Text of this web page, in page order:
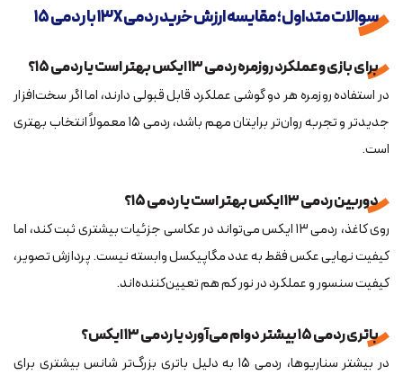
سوالات متداول؛ مقایسه ارزش خرید ردمی ۱۳X با ردمی ۱۵
برای بازی و عملکرد روزمره ردمی ۱۳ ایکس بهتر است یا ردمی ۱۵؟
در استفاده روزمره هر دو گوشی عملکرد قابل قبولی دارند، اما اگر سخت‌افزار
جدیدتر و تجربه روان‌تر برایتان مهم باشد، ردمی ۱۵ معمولاً انتخاب بهتری
است.
دوربین ردمی ۱۳ ایکس بهتر است یا ردمی ۱۵؟
روی کاغذ، ردمی ۱۳ ایکس می‌تواند در عکاسی جزئیات بیشتری ثبت کند، اما
کیفیت نهایی عکس فقط به عدد مگاپیکسل وابسته نیست. پردازش تصویر،
کیفیت سنسور و عملکرد در نور کم هم تعیین‌کننده‌اند.
باتری ردمی ۱۵ بیشتر دوام می‌آورد یا ردمی ۱۳ ایکس؟
در بیشتر سناریوها، ردمی ۱۵ به دلیل باتری بزرگ‌تر شانس بیشتری برای